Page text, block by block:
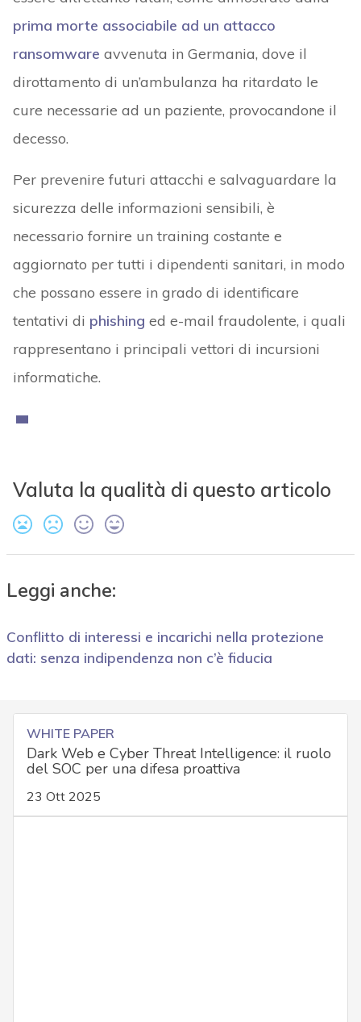
prima morte associabile ad un attacco
ransomware avvenuta in Germania, dove il
dirottamento di un’ambulanza ha ritardato le
cure necessarie ad un paziente, provocandone il
decesso.
Per prevenire futuri attacchi e salvaguardare la
sicurezza delle informazioni sensibili, è
necessario fornire un training costante e
aggiornato per tutti i dipendenti sanitari, in modo
che possano essere in grado di identificare
tentativi di phishing ed e-mail fraudolente, i quali
rappresentano i principali vettori di incursioni
informatiche.
Valuta la qualità di questo articolo
Leggi anche:
Conflitto di interessi e incarichi nella protezione
dati: senza indipendenza non c’è fiducia
WHITE PAPER
Dark Web e Cyber Threat Intelligence: il ruolo
del SOC per una difesa proattiva
23 Ott 2025